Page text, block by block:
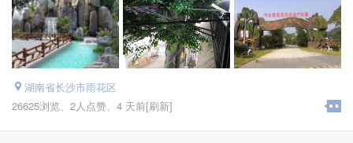
湖南省长沙市雨花区
26625浏览、 2人点赞、 4 天前[刷新]